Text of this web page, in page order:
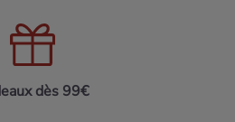
dès 99€